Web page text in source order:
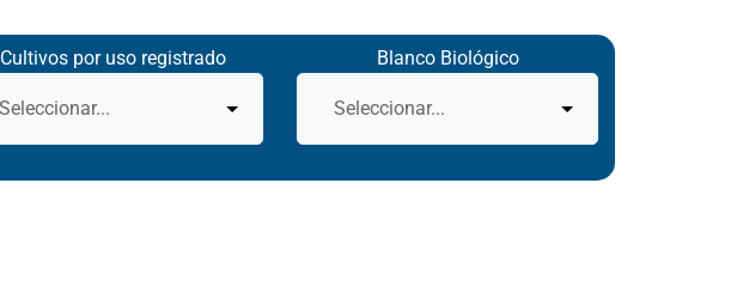
Cultivos por uso registrado Blanco Biológico